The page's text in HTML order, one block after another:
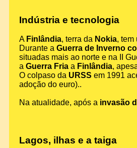
Indústria e tecnologia
A Finlândia, terra da Nokia, tem
Durante a Guerra de Inverno
situadas mais ao norte e na II
a Guerra Fria a Finlândia,
O colpaso da URSS em 1991
adoção do euro)..
Na atualidade, após a invasão
Lagos, ilhas e a taiga